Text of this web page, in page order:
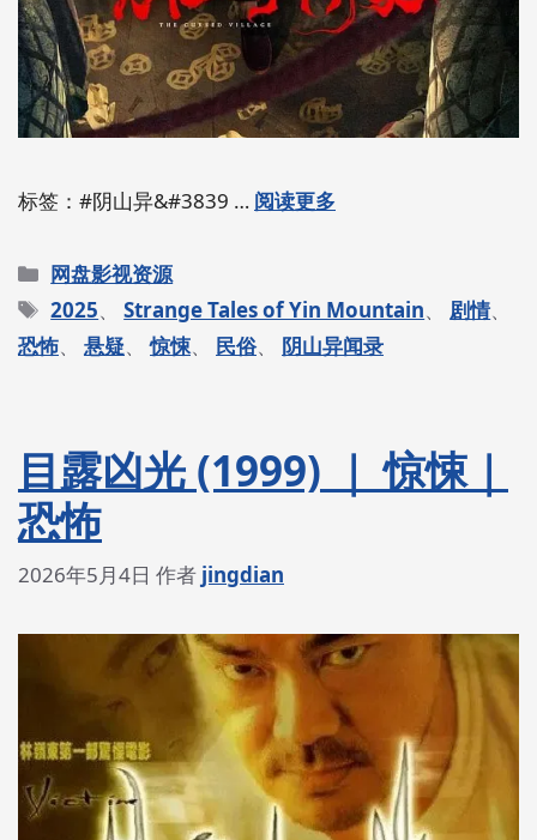
标签：#阴山异&#3839 … 阅读更多
分
类
网盘影视资源
标
签
2025、Strange Tales of Yin Mountain、 剧情、
恐怖、 悬疑、惊悚、 民俗、 阴山异闻录
目露凶光 (1999) ｜ 惊悚｜
恐怖
2026年5月4日 作者 jingdian